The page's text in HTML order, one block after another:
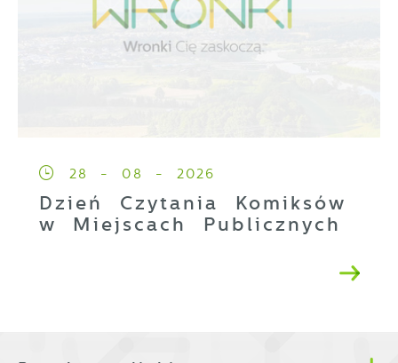
28 - 08 - 2026
Dzień Czytania Komiksów
w Miejscach Publicznych